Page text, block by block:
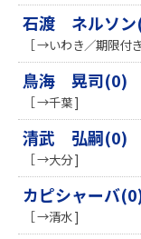
石渡 ネルソ
［ →いわき／期限付
鳥海 晃司(0)
［ →千葉 ]
清武 弘嗣(0)
［ →大分 ]
カピシャーバ
［ →清水 ]